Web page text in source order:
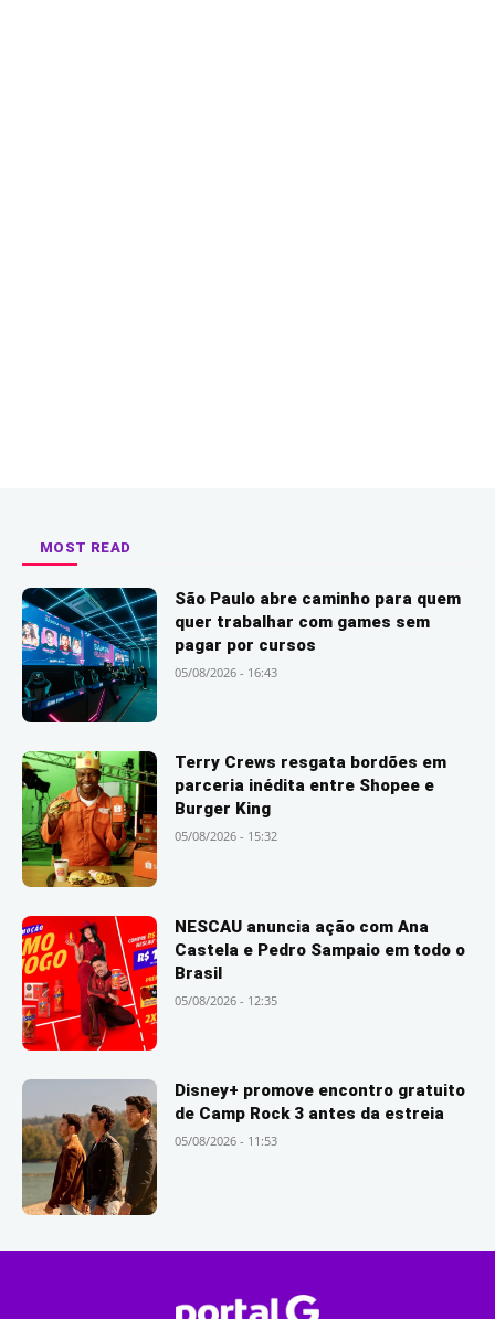
MOST READ
São Paulo abre caminho para quem
quer trabalhar com games sem
pagar por cursos
05/08/2026 - 16:43
Terry Crews resgata bordões em
parceria inédita entre Shopee e
Burger King
05/08/2026 - 15:32
NESCAU anuncia ação com Ana
Castela e Pedro Sampaio em todo o
Brasil
05/08/2026 - 12:35
Disney+ promove encontro gratuito
de Camp Rock 3 antes da estreia
05/08/2026 - 11:53